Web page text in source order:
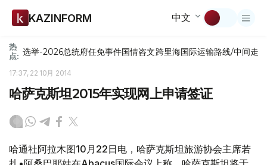
KAZINFORM 中文
热
点: 选举-2026总统府任免事件国情咨文跨里海国际运输路线/中间走廊
17:37, 22 10月 2014
哈萨克斯坦2015年实现网上申请签证
哈通社阿拉木图10月22日电，哈萨克斯坦旅游协会主席若